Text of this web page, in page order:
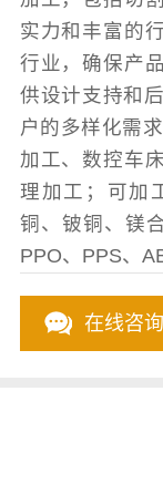
实力和丰富的
行业，确保产
供设计支持和
户的多样化需
加工、数控车
理加工；可加
铜、铍铜、镁
PPO、PPS、
在线咨询